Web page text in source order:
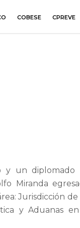
COBESE CPREVE
y un
Miranda
Jurisdicción
y Aduanas